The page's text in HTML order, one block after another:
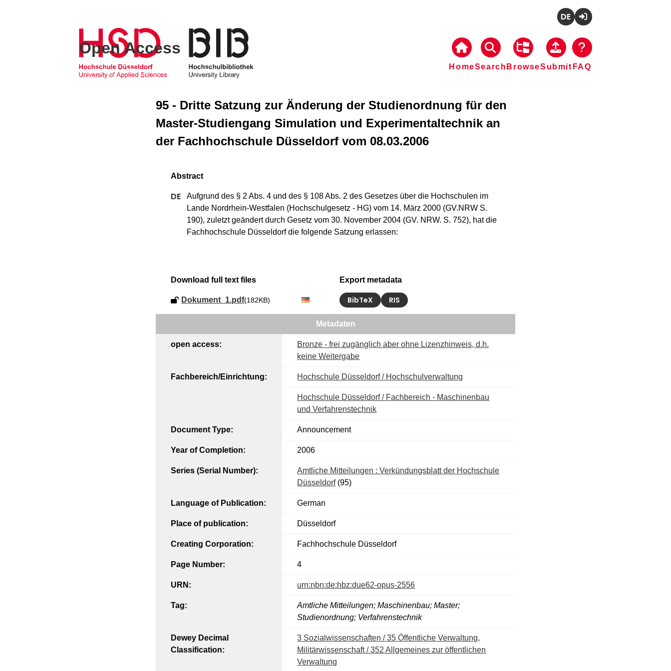
Open Access
HomeSearch BrowseSubmit FAQ
95 - Dritte Satzung zur Änderung der Studienordnung für den
Master-Studiengang Simulation und Experimentaltechnik an
der Fachhochschule Düsseldorf vom 08.03.2006
Aufgrund des § 2 Abs. 4 und des § 108 Abs. 2 des Gesetzes über die Hochschulen im
Lande Nordrhein-Westfalen (Hochschulgesetz - HG) vom 14. März 2000 (GV.NRW S.
190), zuletzt geändert durch Gesetz vom 30. November 2004 (GV. NRW. S. 752), hat die
Fachhochschule Düsseldorf die folgende Satzung erlassen:
Download full text files
Dokument_1.pdf(182KB)
Export metadata
BibTeX RIS
Metadaten
open access:
Bronze - frei zugänglich aber ohne Lizenzhinweis, d.h.
keine Weitergabe
Fachbereich/Einrichtung: Hochschule Düsseldorf / Hochschulverwaltung
Hochschule Düsseldorf / Fachbereich - Maschinenbau
und Verfahrenstechnik
Document Type: Announcement
Year of Completion: 2006
Series (Serial Number):
Amtliche Mitteilungen : Verkündungsblatt der Hochschule
Düsseldorf(95)
Language of Publication: German
Place of publication: Düsseldorf
Creating Corporation: Fachhochschule Düsseldorf
Page Number: 4
URN: urn:nbn:de:hbz:due62-opus-2556
Tag:
Amtliche Mitteilungen; Maschinenbau; Master;
Studienordnung; Verfahrenstechnik
Dewey Decimal
Classification:
3 Sozialwissenschaften / 35 Öffentliche Verwaltung,
Militärwissenschaft / 352 Allgemeines zur öffentlichen
Verwaltung